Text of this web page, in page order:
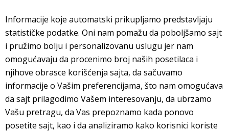
Informacije koje automatski prikupljamo predstavljaju
statističke podatke. Oni nam pomažu da poboljšamo sajt
i pružimo bolju i personalizovanu uslugu jer nam
omogućavaju da procenimo broj naših posetilaca i
njihove obrasce korišćenja sajta, da sačuvamo
informacije o Vašim preferencijama, što nam omogućava
da sajt prilagodimo Vašem interesovanju, da ubrzamo
Vašu pretragu, da Vas prepoznamo kada ponovo
posetite sajt, kao i da analiziramo kako korisnici koriste